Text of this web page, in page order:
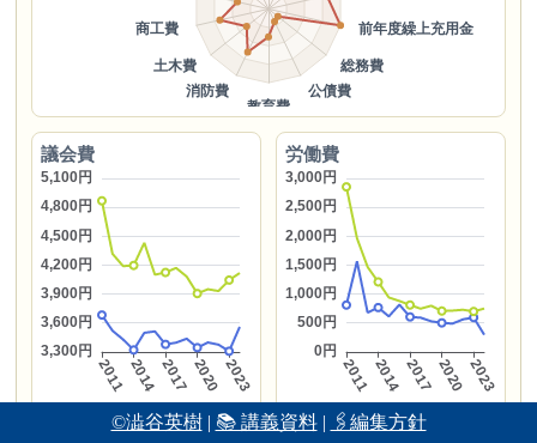
©澁谷英樹| 📚 講義資料| 🖇編集方針
議会費 労働費